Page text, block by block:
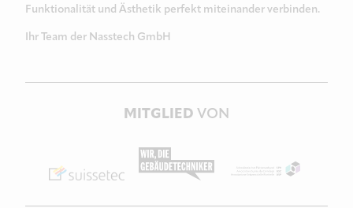
Funktionalität und Ästhetik perfekt miteinander verbinden.
Ihr Team der Nasstech GmbH
MITGLIED VON